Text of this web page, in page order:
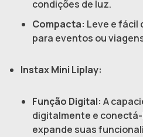
condições de luz.
Compacta: Leve e
para eventos ou
Instax Mini Liplay:
Função Digital: A
digitalmente e
expande suas